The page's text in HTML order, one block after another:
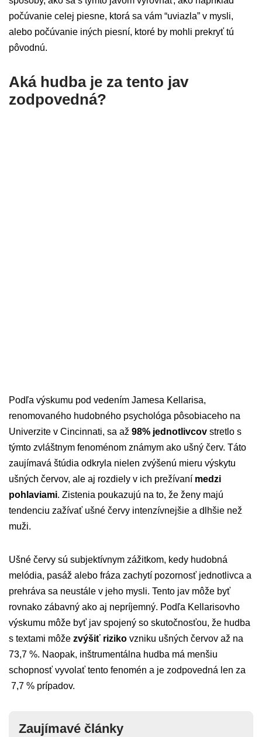
počúvanie celej piesne, ktorá sa vám “uviazla” v mysli,
alebo počúvanie iných piesní, ktoré by mohli prekryť tú
pôvodnú.
Aká hudba je za tento jav
zodpovedná?
Podľa výskumu pod vedením Jamesa Kellarisa,
renomovaného hudobného psychológa pôsobiaceho na
Univerzite v Cincinnati, sa až 98% jednotlivcov stretlo s
týmto zvláštnym fenoménom známym ako ušný červ. Táto
zaujímavá štúdia odkryla nielen zvýšenú mieru výskytu
ušných červov, ale aj rozdiely v ich prežívaní medzi
pohlaviami. Zistenia poukazujú na to, že ženy majú
tendenciu zažívať ušné červy intenzívnejšie a dlhšie než
muži.
Ušné červy sú subjektívnym zážitkom, kedy hudobná
melódia, pasáž alebo fráza zachytí pozornosť jednotlivca a
prehráva sa neustále v jeho mysli. Tento jav môže byť
rovnako zábavný ako aj nepríjemný. Podľa Kellarisovho
výskumu môže byť jav spojený so skutočnosťou, že hudba
s textami môže zvýšiť riziko vzniku ušných červov až na
73,7 %. Naopak, inštrumentálna hudba má menšiu
schopnosť vyvolať tento fenomén a je zodpovedná len za
7,7 % prípadov.
Zaujímavé články